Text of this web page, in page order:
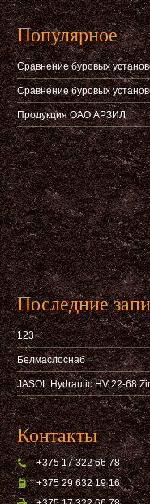
Популярное
Сравнение буровых
Сравнение буровых
Продукция ОАО АРЗИЛ
Последние
123
Белмаслоснаб
JASOL Hydraulic HV 22-68
Контакты
+375 17 322 66 78
+375 29 632 19 16